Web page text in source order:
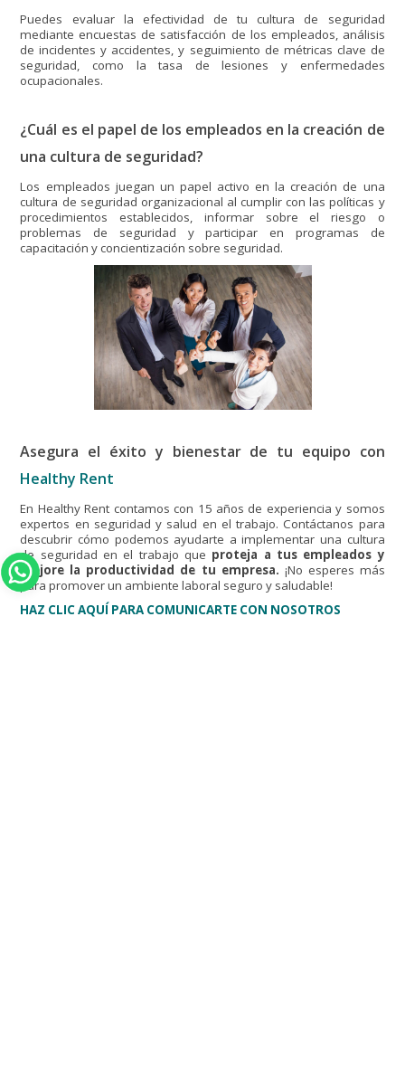
Puedes evaluar la efectividad de tu cultura de seguridad
mediante encuestas de satisfacción de los empleados, análisis
de incidentes y accidentes, y seguimiento de métricas clave de
seguridad, como la tasa de lesiones y enfermedades
ocupacionales.
¿Cuál es el papel de los empleados en la creación de
una cultura de seguridad?
Los empleados juegan un papel activo en la creación de una
cultura de seguridad organizacional al cumplir con las políticas y
procedimientos establecidos, informar sobre el riesgo o
problemas de seguridad y participar en programas de
capacitación y concientización sobre seguridad.
Asegura el éxito y bienestar de tu equipo con
Healthy Rent
En Healthy Rent contamos con 15 años de experiencia y somos
expertos en seguridad y salud en el trabajo. Contáctanos para
descubrir cómo podemos ayudarte a implementar una cultura
de seguridad en el trabajo que proteja a tus empleados y
mejore la productividad de tu empresa. ¡No esperes más
para promover un ambiente laboral seguro y saludable!
HAZ CLIC AQUÍ PARA COMUNICARTE CON NOSOTROS